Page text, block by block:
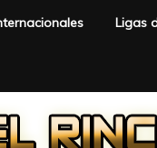
Ligas